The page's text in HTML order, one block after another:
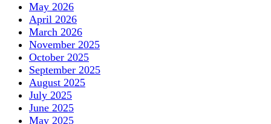
May 2026
April 2026
March 2026
November 2025
October 2025
September 2025
August 2025
July 2025
June 2025
May 2025